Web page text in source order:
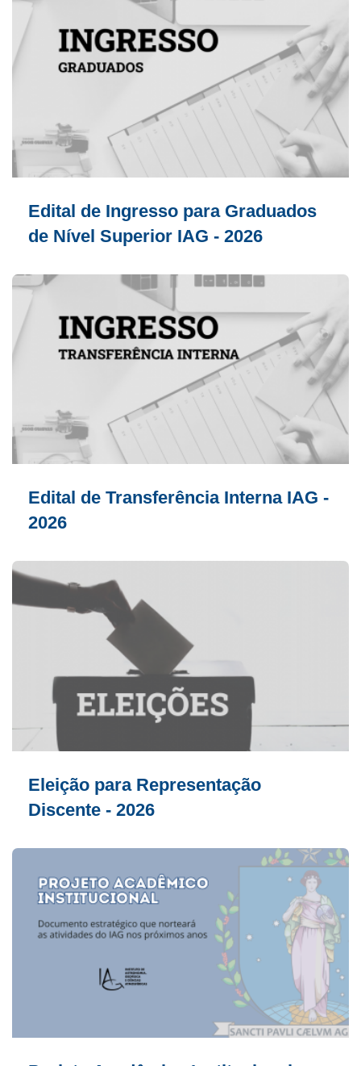
Edital de Ingresso para Graduados
de Nível Superior IAG - 2026
Edital de Transferência Interna IAG -
2026
Eleição para Representação
Discente - 2026